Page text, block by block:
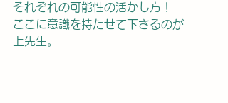
それぞれの可能性の活かし方！
ここに意識を持たせて下さるのが
上先生。